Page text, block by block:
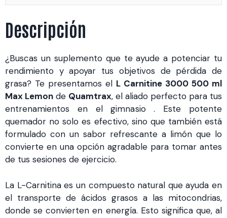
Descripción
¿Buscas un suplemento que te ayude a potenciar tu
rendimiento y apoyar tus objetivos de pérdida de
grasa? Te presentamos el L Carnitine 3000 500 ml
Max Lemon de Quamtrax, el aliado perfecto para tus
entrenamientos en el gimnasio . Este potente
quemador no solo es efectivo, sino que también está
formulado con un sabor refrescante a limón que lo
convierte en una opción agradable para tomar antes
de tus sesiones de ejercicio.
La L-Carnitina es un compuesto natural que ayuda en
el transporte de ácidos grasos a las mitocondrias,
donde se convierten en energía. Esto significa que, al